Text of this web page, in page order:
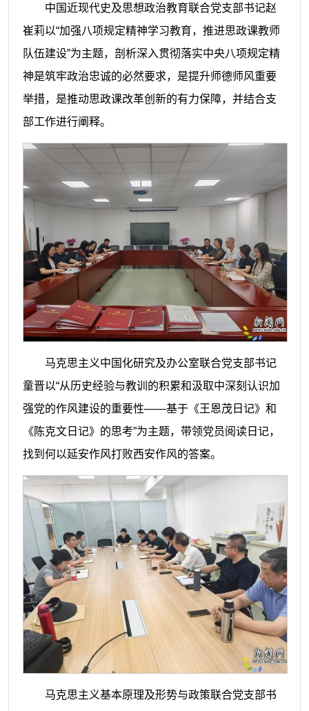
中国近现代史及思想政治教育联合党支部书记赵
崔莉以“加强八项规定精神学习教育，推进思政课教师
队伍建设”为主题，剖析深入贯彻落实中央八项规定精
神是筑牢政治忠诚的必然要求，是提升师德师风重要
举措，是推动思政课改革创新的有力保障，并结合支
部工作进行阐释。
马克思主义中国化研究及办公室联合党支部书记
童晋以“从历史经验与教训的积累和汲取中深刻认识加
强党的作风建设的重要性——基于《王恩茂日记》和
《陈克文日记》的思考”为主题，带领党员阅读日记，
找到何以延安作风打败西安作风的答案。
马克思主义基本原理及形势与政策联合党支部书